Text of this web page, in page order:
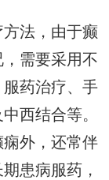
法，由于癫
需要采用不
药治疗、手
西结合等。
外，还常伴
患病服药，